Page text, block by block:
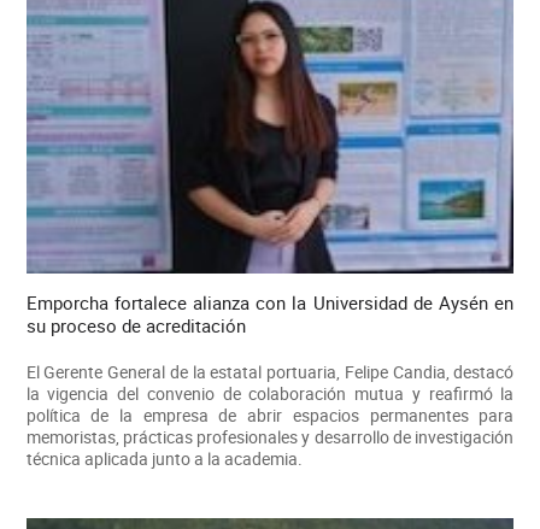
Emporcha fortalece alianza con la Universidad de Aysén en
su proceso de acreditación
El Gerente General de la estatal portuaria, Felipe Candia, destacó
la vigencia del convenio de colaboración mutua y reafirmó la
política de la empresa de abrir espacios permanentes para
memoristas, prácticas profesionales y desarrollo de investigación
técnica aplicada junto a la academia.